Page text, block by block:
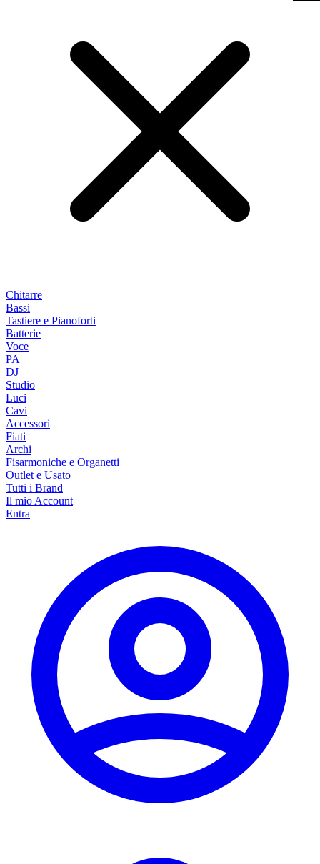
Chitarre
Bassi
Tastiere e Pianoforti
Batterie
Voce
PA
DJ
Studio
Luci
Cavi
Accessori
Fiati
Archi
Fisarmoniche e Organetti
Outlet e Usato
Tutti i Brand
Il mio Account
Entra